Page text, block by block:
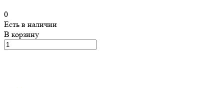
0
Есть в наличии
В корзину